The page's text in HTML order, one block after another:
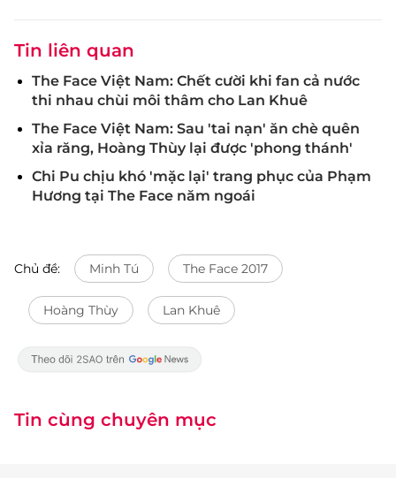
Tin liên quan
The Face Việt Nam: Chết cười khi fan cả nước
thi nhau chùi môi thâm cho Lan Khuê
The Face Việt Nam: Sau 'tai nạn' ăn chè quên
xỉa răng, Hoàng Thùy lại được 'phong thánh'
Chi Pu chịu khó 'mặc lại' trang phục của Phạm
Hương tại The Face năm ngoái
Chủ đề: Minh Tú The Face 2017
Hoàng Thùy Lan Khuê
Tin cùng chuyên mục